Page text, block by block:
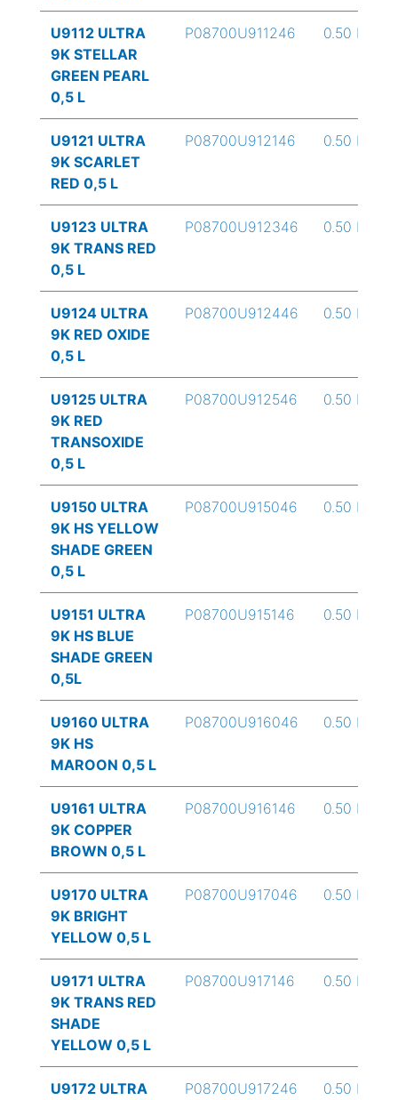
U9112 ULTRA
9K STELLAR
GREEN PEARL
0,5 L
P08700U911246 0.50 L
U9121 ULTRA
9K SCARLET
RED 0,5 L
P08700U912146 0.50 L
U9123 ULTRA
9K TRANS RED
0,5 L
P08700U912346 0.50 L
U9124 ULTRA
9K RED OXIDE
0,5 L
P08700U912446 0.50 L
U9125 ULTRA
9K RED
TRANSOXIDE
0,5 L
P08700U912546 0.50 L
U9150 ULTRA
9K HS YELLOW
SHADE GREEN
0,5 L
P08700U915046 0.50 L
U9151 ULTRA
9K HS BLUE
SHADE GREEN
0,5L
P08700U915146 0.50 L
U9160 ULTRA
9K HS
MAROON 0,5 L
P08700U916046 0.50 L
U9161 ULTRA
9K COPPER
BROWN 0,5 L
P08700U916146 0.50 L
U9170 ULTRA
9K BRIGHT
YELLOW 0,5 L
P08700U917046 0.50 L
U9171 ULTRA
9K TRANS RED
SHADE
YELLOW 0,5 L
P08700U917146 0.50 L
U9172 ULTRA P08700U917246 0.50 L